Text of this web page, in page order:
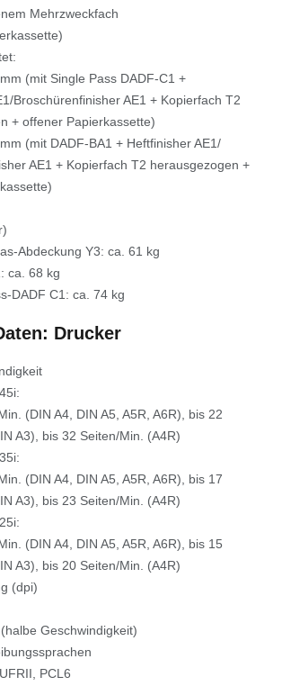
Mehrzweckfach
(mit Single Pass DADF-C1 +
Broschürenfinisher AE1 + Kopierfach T2
+ offener Papierkassette)
(mit DADF-BA1 + Heftfinisher AE1/
AE1 + Kopierfach T2 herausgezogen +
Abdeckung Y3: ca. 61 kg
ca. 68 kg
DADF C1: ca. 74 kg
Drucker
(DIN A4, DIN A5, A5R, A6R), bis 22
A3), bis 32 Seiten/Min. (A4R)
(DIN A4, DIN A5, A5R, A6R), bis 17
A3), bis 23 Seiten/Min. (A4R)
(DIN A4, DIN A5, A5R, A6R), bis 15
A3), bis 20 Seiten/Min. (A4R)
(dpi)
Geschwindigkeit)
PCL6